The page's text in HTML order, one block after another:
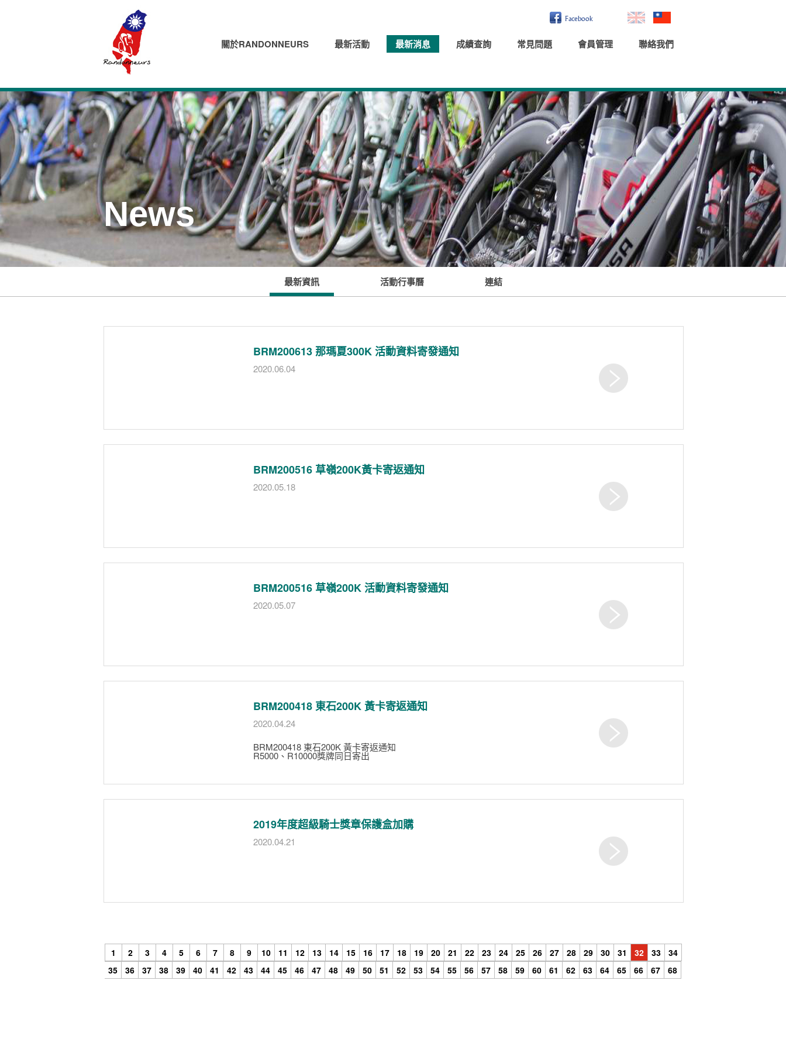
關於RANDONNEURS 最新活動 最新消息 成績查詢 常見問題 會員管理 聯絡我們
News
最新資訊 活動行事曆 連結
BRM200613 那瑪夏300K 活動資料寄發通知
2020.06.04
BRM200516 草嶺200K黃卡寄返通知
2020.05.18
BRM200516 草嶺200K 活動資料寄發通知
2020.05.07
BRM200418 東石200K 黃卡寄返通知
2020.04.24
BRM200418 東石200K 黃卡寄返通知
R5000、R10000獎牌同日寄出
2019年度超級騎士獎章保護盒加購
2020.04.21
1 2 3 4 5 6 7 8 9 10 11 12 13 14 15 16 17 18 19 20 21 22 23 24 25 26 27 28 29 30 31 32 33
34
35
36 37 38 39 40 41 42 43 44 45 46 47 48 49 50 51 52 53 54 55 56 57 58 59 60 61 62 63 64 65 66 67 68